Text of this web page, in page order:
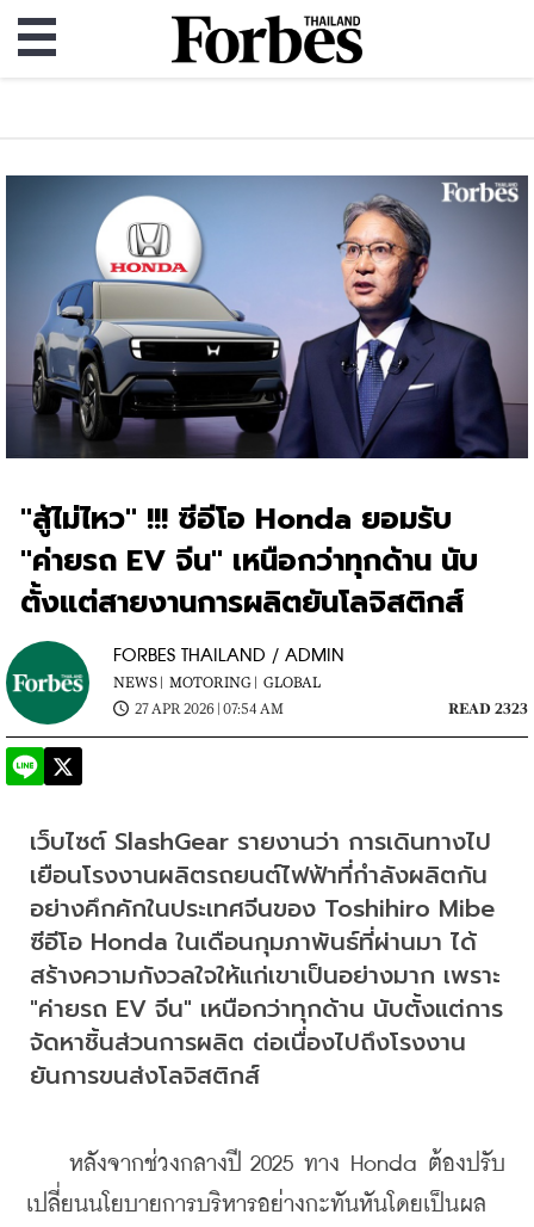
"สู้ไม่ไหว" !!! ซีอีโอ Honda ยอมรับ
"ค่ายรถ EV จีน" เหนือกว่าทุกด้าน นับ
ตั้งแต่สายงานการผลิตยันโลจิสติกส์
FORBES THAILAND / ADMIN
NEWS | MOTORING | GLOBAL
27 APR 2026 | 07:54 AM
READ 2323
เว็บไซต์ SlashGear รายงานว่า การเดินทางไป
เยือนโรงงานผลิตรถยนต์ไฟฟ้าที่กำลังผลิตกัน
อย่างคึกคักในประเทศจีนของ Toshihiro Mibe
ซีอีโอ Honda ในเดือนกุมภาพันธ์ที่ผ่านมา ได้
สร้างความกังวลใจให้แก่เขาเป็นอย่างมาก เพราะ
"ค่ายรถ EV จีน" เหนือกว่าทุกด้าน นับตั้งแต่การ
จัดหาชิ้นส่วนการผลิต ต่อเนื่องไปถึงโรงงาน
ยันการขนส่งโลจิสติกส์
หลังจากช่วงกลางปี 2025 ทาง Honda ต้องปรับ
เปลี่ยนนโยบายการบริหารอย่างกะทันหันโดยเป็นผล